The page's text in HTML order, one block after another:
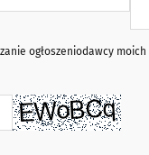
ogłoszeniodawcy